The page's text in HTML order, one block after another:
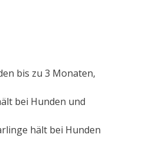
bis zu 3 Monaten,
bei Hunden und
hält bei Hunden